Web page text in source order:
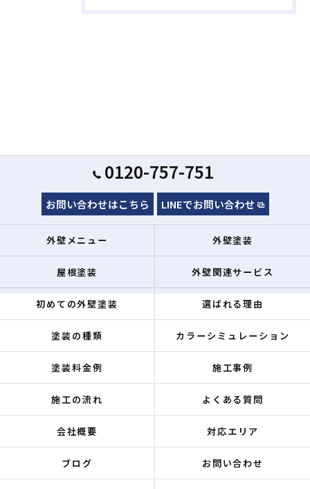
0120-757-751
お問い合わせはこちら LINEでお問い合わせ
外壁メニュー 外壁塗装
屋根塗装 外壁関連サービス
初めての外壁塗装 選ばれる理由
塗装の種類 カラーシミュレーション
塗装料金例 施工事例
施工の流れ よくある質問
会社概要 対応エリア
ブログ お問い合わせ